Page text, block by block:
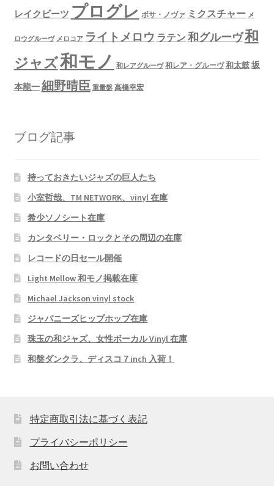
レイクビーツ プログレ ボサ・ノヴァ ミクスチャー メ
ロウグルーヴ メロコア ライトメロウ ラテン 和グルーヴ和
ジャズ和モノ 和レアグルーヴ 和レア・グルーヴ 和太鼓坂
本龍一細野晴臣 重量盤 高橋幸宏
ブログ記事
持っておきたいジャズの巨人たち
小室哲哉、TM NETWORK、vinyl 在庫
希少ソノシート在庫
カンタベリー・ロックとその周辺の在庫
レコードの日セール開催
Light Mellow 和モノ掲載在庫
Michael Jackson vinyl stock
ジャパニーズヒップホップ在庫
珠玉の和ジャズ、女性ボーカル Vinyl 在庫
和盤ダンクラ、ディスコ７inch 入荷！
特定商取引法に基づく表記
プライバシーポリシー
お問い合わせ